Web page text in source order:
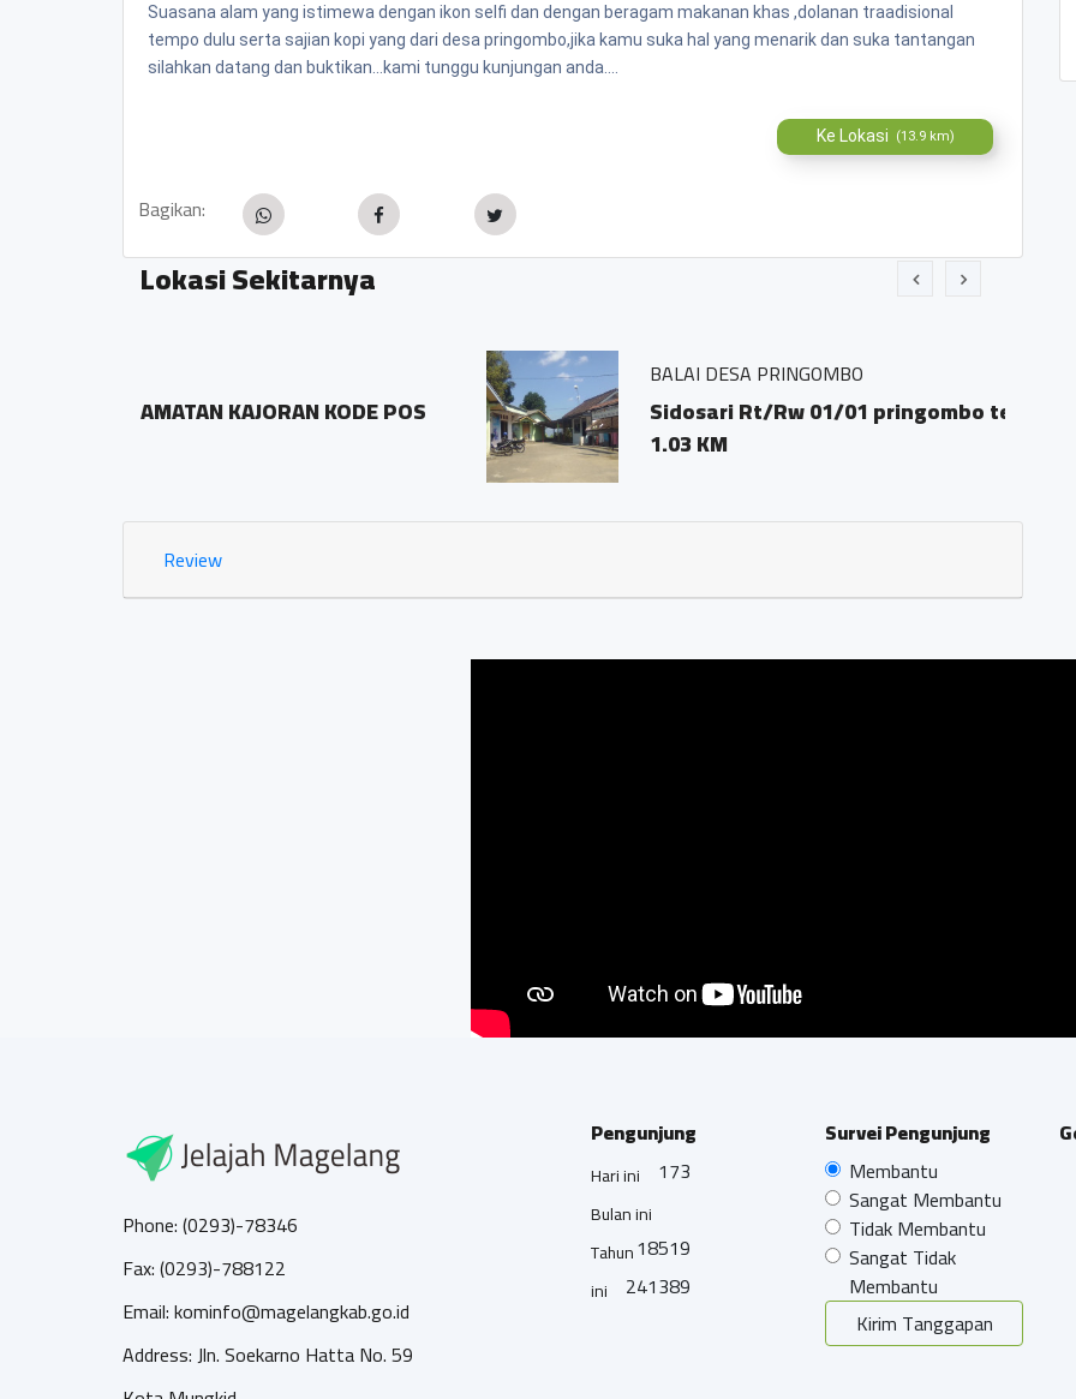
Suasana alam yang istimewa dengan ikon selfi dan dengan beragam makanan khas ,dolanan traadisional
tempo dulu serta sajian kopi yang dari desa pringombo,jika kamu suka hal yang menarik dan suka tantangan
silahkan datang dan buktikan...kami tunggu kunjungan anda....
Ke Lokasi (13.9 km)
Bagikan:
Lokasi Sekitarnya
BALAI DESA PRINGOMBO
Sidosari Rt/Rw 01/01 pringombo tempuran magelang.56161
Review
Phone: (0293)-78346
Fax: (0293)-788122
Email: kominfo@magelangkab.go.id
Address: Jln. Soekarno Hatta No. 59
Pengunjung
Hari ini 173
Bulan ini
18519
Tahun
ini
241389
Survei Pengunjung
Membantu
Sangat Membantu
Tidak Membantu
Sangat Tidak
Membantu
Kirim Tanggapan